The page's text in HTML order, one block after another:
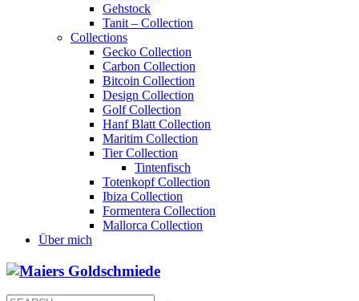
Gehstock
Tanit – Collection
Collections
Gecko Collection
Carbon Collection
Bitcoin Collection
Design Collection
Golf Collection
Hanf Blatt Collection
Maritim Collection
Tier Collection
Tintenfisch
Totenkopf Collection
Ibiza Collection
Formentera Collection
Mallorca Collection
Über mich